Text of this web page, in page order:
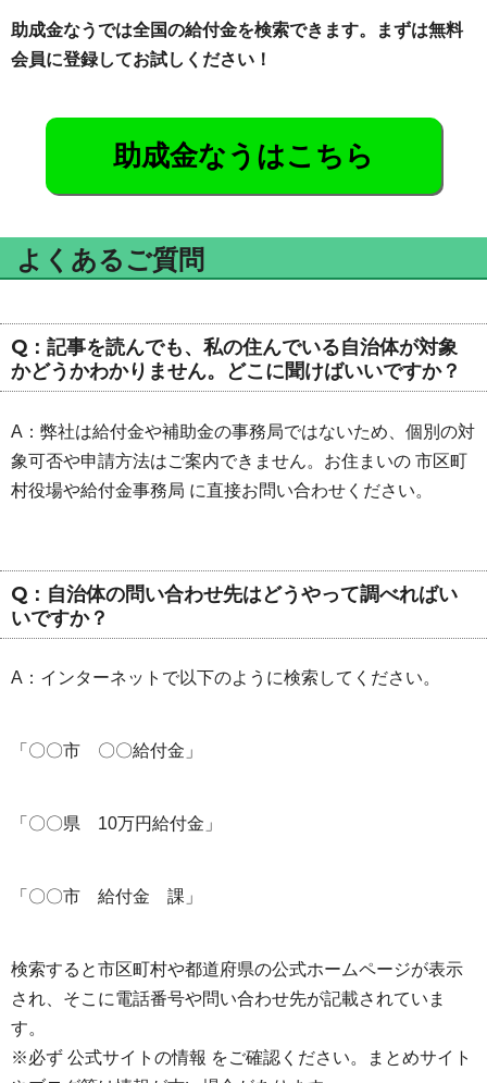
助成金なうでは全国の給付金を検索できます。まずは無料
会員に登録してお試しください！
助成金なうはこちら
よくあるご質問
Q：記事を読んでも、私の住んでいる自治体が対象
かどうかわかりません。どこに聞けばいいですか？
A：弊社は給付金や補助金の事務局ではないため、個別の対
象可否や申請方法はご案内できません。お住まいの 市区町
村役場や給付金事務局 に直接お問い合わせください。
Q：自治体の問い合わせ先はどうやって調べればい
いですか？
A：インターネットで以下のように検索してください。
「〇〇市 〇〇給付金」
「〇〇県 10万円給付金」
「〇〇市 給付金 課」
検索すると市区町村や都道府県の公式ホームページが表示
され、そこに電話番号や問い合わせ先が記載されていま
す。
※必ず 公式サイトの情報 をご確認ください。まとめサイト